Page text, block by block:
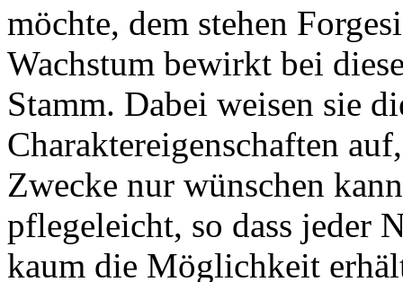
möchte, dem stehen
Wachstum bewirkt bei
Stamm. Dabei weisen sie
Charaktereigenschaften
Zwecke nur wünschen
pflegeleicht, so dass jeder
kaum die Möglichkeit